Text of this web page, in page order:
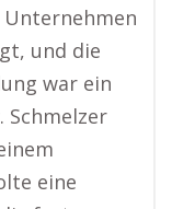
Unternehmen
und die
war ein
Schmelzer
eine